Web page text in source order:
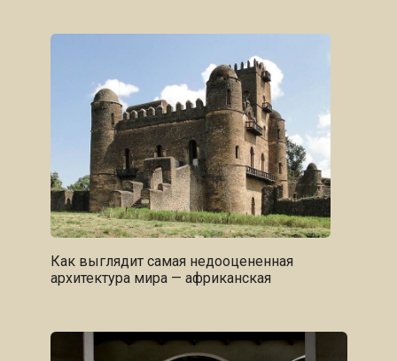
Как выглядит самая недооцененная
архитектура мира — африканская